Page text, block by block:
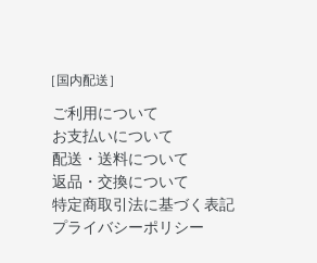
［国内配送］
ご利用について
お支払いについて
配送・送料について
返品・交換について
特定商取引法に基づく表記
プライバシーポリシー